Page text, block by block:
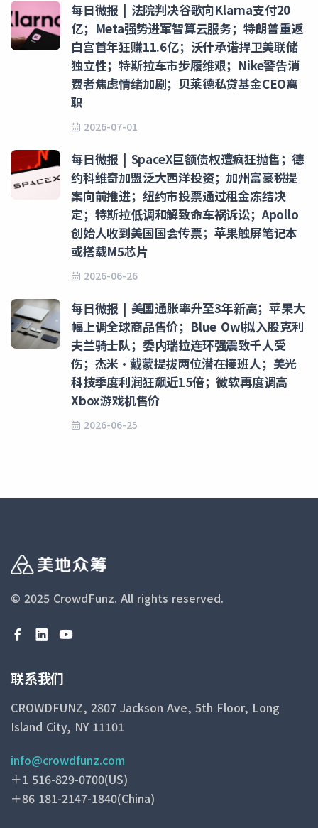
每日微报 | 法院判决谷歌向Klarna支付20
亿；Meta强势进军智算云服务；特朗普重返
白宫首年狂赚11.6亿；沃什承诺捍卫美联储
独立性；特斯拉车市步履维艰；Nike警告消
费者焦虑情绪加剧；贝莱德私贷基金CEO离
职
2026-07-01
每日微报 | SpaceX巨额债权遭疯狂抛售；德
约科维奇加盟泛大西洋投资；加州富豪税提
案向前推进；纽约市投票通过租金冻结决
定；特斯拉低调和解致命车祸诉讼；Apollo
创始人收到美国国会传票；苹果触屏笔记本
或搭载M5芯片
2026-06-26
每日微报 | 美国通胀率升至3年新高；苹果大
幅上调全球商品售价；Blue Owl拟入股克利
夫兰骑士队；委内瑞拉连环强震致千人受
伤；杰米·戴蒙提拔两位潜在接班人；美光
科技季度利润狂飙近15倍；微软再度调高
Xbox游戏机售价
2026-06-25
© 2025 CrowdFunz. All rights reserved.
联系我们
CROWDFUNZ, 2807 Jackson Ave, 5th Floor, Long
Island City, NY 11101
info@crowdfunz.com
＋1 516-829-0700(US)
＋86 181-2147-1840(China)